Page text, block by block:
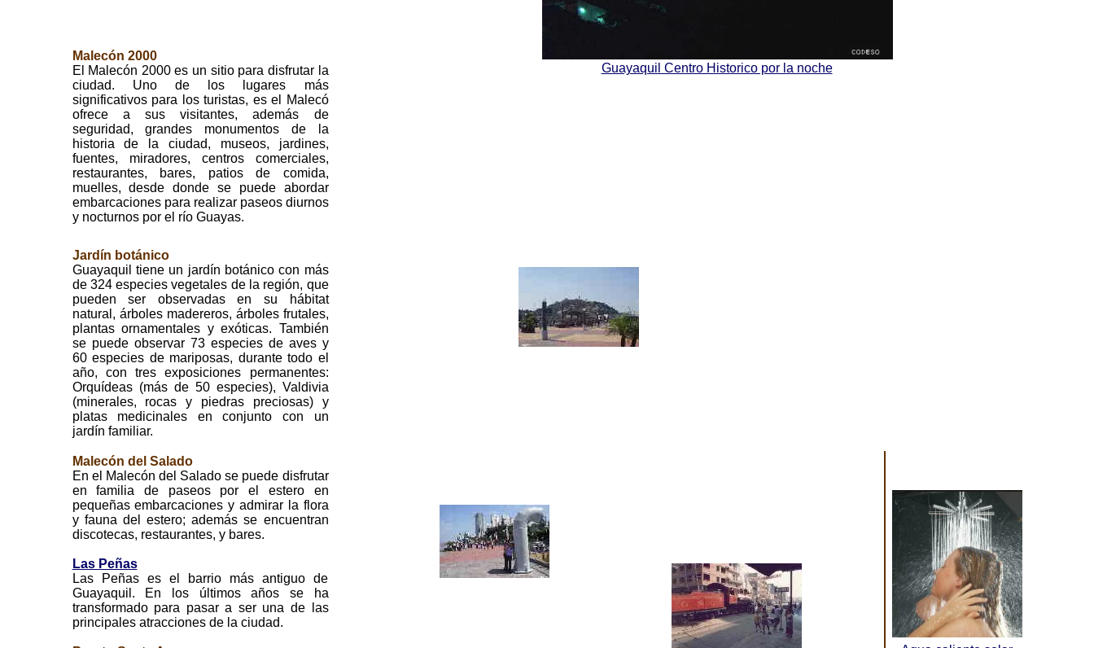
Guayaquil Centro Historico por la noche
Malecón 2000
El Malecón 2000 es un sitio para disfrutar la
ciudad. Uno de los lugares más
significativos para los turistas, es el Malecó
ofrece a sus visitantes, además de
seguridad, grandes monumentos de la
historia de la ciudad, museos, jardines,
fuentes, miradores, centros comerciales,
restaurantes, bares, patios de comida,
muelles, desde donde se puede abordar
embarcaciones para realizar paseos diurnos
y nocturnos por el río Guayas.
Jardín botánico
Guayaquil tiene un jardín botánico con más
de 324 especies vegetales de la región, que
pueden ser observadas en su hábitat
natural, árboles madereros, árboles frutales,
plantas ornamentales y exóticas. También
se puede observar 73 especies de aves y
60 especies de mariposas, durante todo el
año, con tres exposiciones permanentes:
Orquídeas (más de 50 especies), Valdivia
(minerales, rocas y piedras preciosas) y
platas medicinales en conjunto con un
jardín familiar.
Malecón del Salado
En el Malecón del Salado se puede disfrutar
en familia de paseos por el estero en
pequeñas embarcaciones y admirar la flora
y fauna del estero; además se encuentran
discotecas, restaurantes, y bares.
Las Peñas
Las Peñas es el barrio más antiguo de
Guayaquil. En los últimos años se ha
transformado para pasar a ser una de las
principales atracciones de la ciudad.